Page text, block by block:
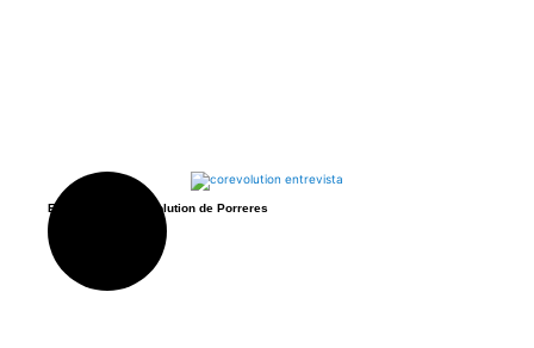
Entrevista a Corevolution de Porreres